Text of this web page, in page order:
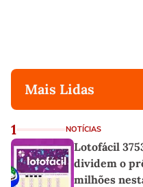
Mais Lidas
1 NOTÍCIAS
Lotofácil
dividem o
milhões